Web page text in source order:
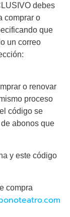
debes
comprar o
que
un correo
o renovar
proceso
código se
abonos que
y este código
compra